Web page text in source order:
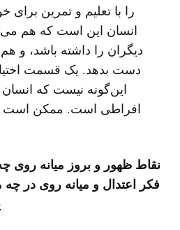
را با تعلیم و تمرین
انسان این است که هم
دیگران را داشته باشد، و هم
دست بدهد. یک قسمت‌
این‌گونه نیست که انسان
افراطی است. ممکن است
نقاط ظهور و بروز میانه روی
فکر اعتدال و میانه روی در چه